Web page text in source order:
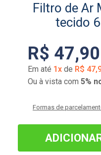
Filtro de Ar
tecido
R$ 47,90
Em até 1 x de R$ 47,
Ou à vista com 5%
Formas de